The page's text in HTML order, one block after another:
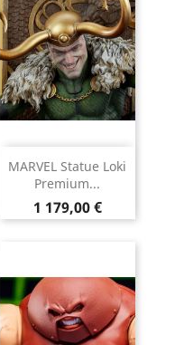
MARVEL Statue Loki
Premium...
Prix
1 179,00 €